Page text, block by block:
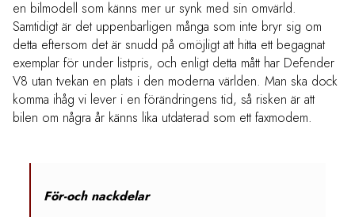
en bilmodell som känns mer ur synk med sin omvärld.
Samtidigt är det uppenbarligen många som inte bryr sig om
detta eftersom det är snudd på omöjligt att hitta ett begagnat
exemplar för under listpris, och enligt detta mått har Defender
V8 utan tvekan en plats i den moderna världen. Man ska dock
komma ihåg vi lever i en förändringens tid, så risken är att
bilen om några år känns lika utdaterad som ett faxmodem.
För-och nackdelar